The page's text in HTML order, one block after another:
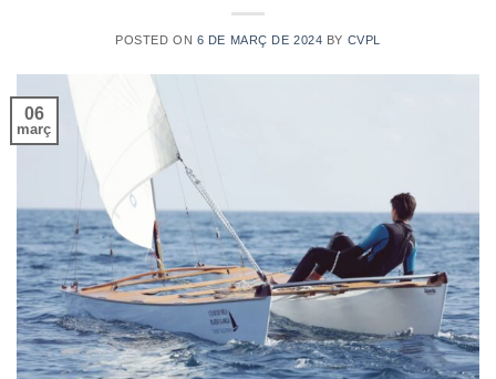
POSTED ON 6 DE MARÇ DE 2024 BY CVPL
06
març